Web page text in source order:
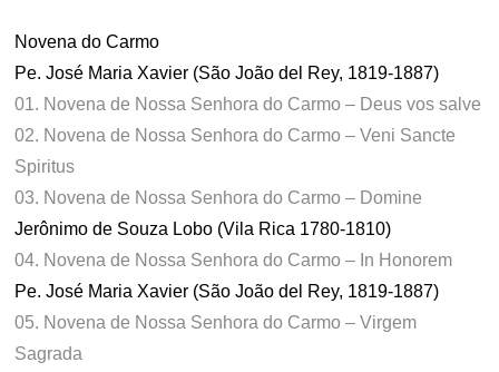
Novena do Carmo
Pe. José Maria Xavier (São João del Rey, 1819-1887)
01. Novena de Nossa Senhora do Carmo – Deus vos salve
02. Novena de Nossa Senhora do Carmo – Veni Sancte
Spiritus
03. Novena de Nossa Senhora do Carmo – Domine
Jerônimo de Souza Lobo (Vila Rica 1780-1810)
04. Novena de Nossa Senhora do Carmo – In Honorem
Pe. José Maria Xavier (São João del Rey, 1819-1887)
05. Novena de Nossa Senhora do Carmo – Virgem
Sagrada